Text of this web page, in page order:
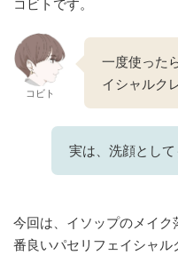
コビトです。
コビト
一度使った
イシャルク
実は、洗顔として
今回は、イソップのメイ
番良いパセリフェイシャル